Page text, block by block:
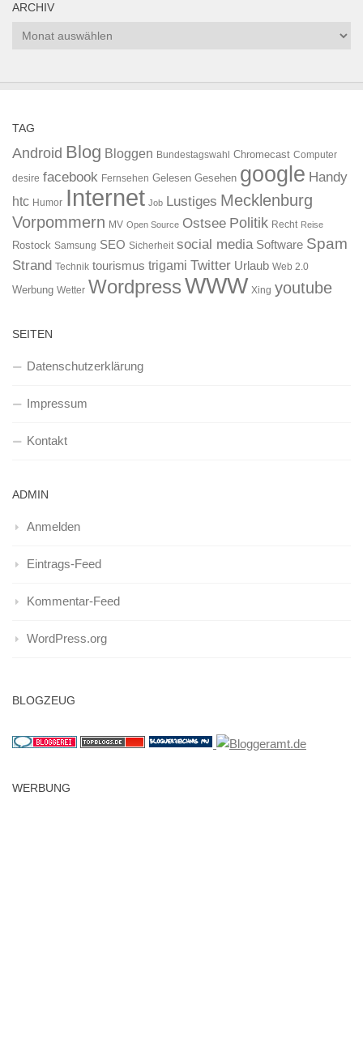
ARCHIV
Archiv
TAG
Android Blog Bloggen Bundestagswahl Chromecast Computer
desire facebook Fernsehen Gelesen Gesehen google Handy
htc Humor Internet Job Lustiges Mecklenburg
Vorpommern MV Open Source Ostsee Politik Recht Reise
Rostock Samsung SEO Sicherheit social media Software Spam
Strand Technik tourismus trigami Twitter Urlaub Web 2.0
Werbung Wetter WordpressWWW Xing youtube
SEITEN
Datenschutzerklärung
Impressum
Kontakt
ADMIN
Anmelden
Eintrags-Feed
Kommentar-Feed
WordPress.org
BLOGZEUG
WERBUNG